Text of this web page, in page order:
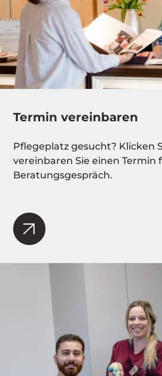
Termin vereinbaren
Pflegeplatz gesucht? Klicken
vereinbaren Sie einen Termin
Beratungsgespräch.